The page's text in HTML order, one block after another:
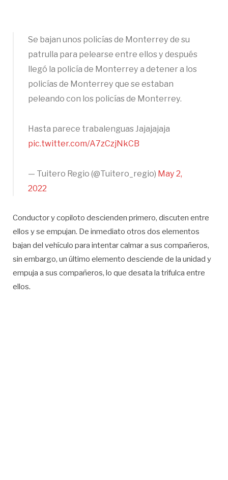
Se bajan unos policías de Monterrey de su
patrulla para pelearse entre ellos y después
llegó la policía de Monterrey a detener a los
policías de Monterrey que se estaban
peleando con los policías de Monterrey.
Hasta parece trabalenguas Jajajajaja
pic.twitter.com/A7zCzjNkCB
— Tuitero Regio (@Tuitero_regio) May 2,
2022
Conductor y copiloto descienden primero, discuten entre
ellos y se empujan. De inmediato otros dos elementos
bajan del vehículo para intentar calmar a sus compañeros,
sin embargo, un último elemento desciende de la unidad y
empuja a sus compañeros, lo que desata la trifulca entre
ellos.